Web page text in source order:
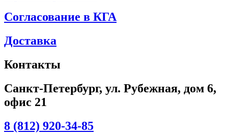
Согласование в КГА
Доставка
Контакты
Санкт-Петербург, ул. Рубежная, дом 6,
офис 21
8 (812) 920-34-85